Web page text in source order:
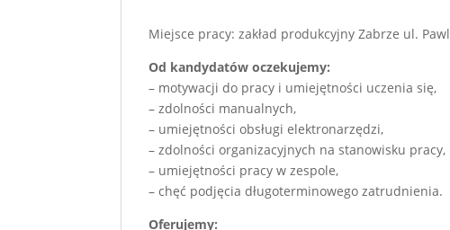
Miejsce pracy: zakład produkcyjny Zabrze ul.
Od kandydatów oczekujemy:
– motywacji do pracy i umiejętności uczenia się,
– zdolności manualnych,
– umiejętności obsługi elektronarzędzi,
– zdolności organizacyjnych na stanowisku pracy,
– umiejętności pracy w zespole,
– chęć podjęcia długoterminowego zatrudnienia.
Oferujemy: